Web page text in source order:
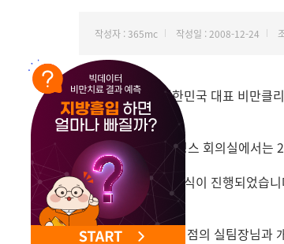
작성자 : 365mc 작성일 : 2008-12-24
안녕하세요. 대한민국 대표 비만클
금일 365mc 홀딩스 회의실에서는
시상과 팀장 임명식이 진행되었습
이번 시상은 각 지점의 실팀장님과